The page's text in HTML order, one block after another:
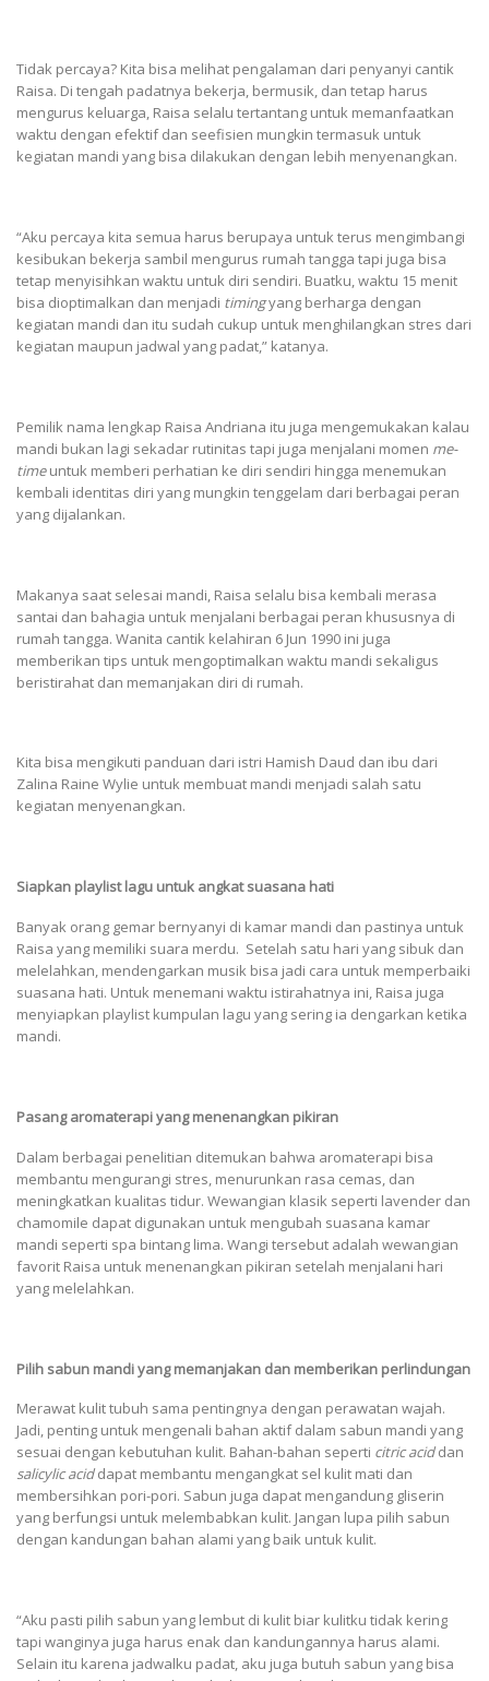
Tidak percaya? Kita bisa melihat pengalaman dari penyanyi cantik
Raisa. Di tengah padatnya bekerja, bermusik, dan tetap harus
mengurus keluarga, Raisa selalu tertantang untuk memanfaatkan
waktu dengan efektif dan seefisien mungkin termasuk untuk
kegiatan mandi yang bisa dilakukan dengan lebih menyenangkan.
“Aku percaya kita semua harus berupaya untuk terus mengimbangi
kesibukan bekerja sambil mengurus rumah tangga tapi juga bisa
tetap menyisihkan waktu untuk diri sendiri. Buatku, waktu 15 menit
bisa dioptimalkan dan menjadi timingyang berharga dengan
kegiatan mandi dan itu sudah cukup untuk menghilangkan stres dari
kegiatan maupun jadwal yang padat,” katanya.
Pemilik nama lengkap Raisa Andriana itu juga mengemukakan kalau
mandi bukan lagi sekadar rutinitas tapi juga menjalani momen me-
timeuntuk memberi perhatian ke diri sendiri hingga menemukan
kembali identitas diri yang mungkin tenggelam dari berbagai peran
yang dijalankan.
Makanya saat selesai mandi, Raisa selalu bisa kembali merasa
santai dan bahagia untuk menjalani berbagai peran khususnya di
rumah tangga. Wanita cantik kelahiran 6 Jun 1990 ini juga
memberikan tips untuk mengoptimalkan waktu mandi sekaligus
beristirahat dan memanjakan diri di rumah.
Kita bisa mengikuti panduan dari istri Hamish Daud dan ibu dari
Zalina Raine Wylie untuk membuat mandi menjadi salah satu
kegiatan menyenangkan.
Siapkan playlist lagu untuk angkat suasana hati
Banyak orang gemar bernyanyi di kamar mandi dan pastinya untuk
Raisa yang memiliki suara merdu. Setelah satu hari yang sibuk dan
melelahkan, mendengarkan musik bisa jadi cara untuk memperbaiki
suasana hati. Untuk menemani waktu istirahatnya ini, Raisa juga
menyiapkan playlist kumpulan lagu yang sering ia dengarkan ketika
mandi.
Pasang aromaterapi yang menenangkan pikiran
Dalam berbagai penelitian ditemukan bahwa aromaterapi bisa
membantu mengurangi stres, menurunkan rasa cemas, dan
meningkatkan kualitas tidur. Wewangian klasik seperti lavender dan
chamomile dapat digunakan untuk mengubah suasana kamar
mandi seperti spa bintang lima. Wangi tersebut adalah wewangian
favorit Raisa untuk menenangkan pikiran setelah menjalani hari
yang melelahkan.
Pilih sabun mandi yang memanjakan dan memberikan perlindungan
Merawat kulit tubuh sama pentingnya dengan perawatan wajah.
Jadi, penting untuk mengenali bahan aktif dalam sabun mandi yang
sesuai dengan kebutuhan kulit. Bahan-bahan seperti citric aciddan
salicylic aciddapat membantu mengangkat sel kulit mati dan
membersihkan pori-pori. Sabun juga dapat mengandung gliserin
yang berfungsi untuk melembabkan kulit. Jangan lupa pilih sabun
dengan kandungan bahan alami yang baik untuk kulit.
“Aku pasti pilih sabun yang lembut di kulit biar kulitku tidak kering
tapi wanginya juga harus enak dan kandungannya harus alami.
Selain itu karena jadwalku padat, aku juga butuh sabun yang bisa